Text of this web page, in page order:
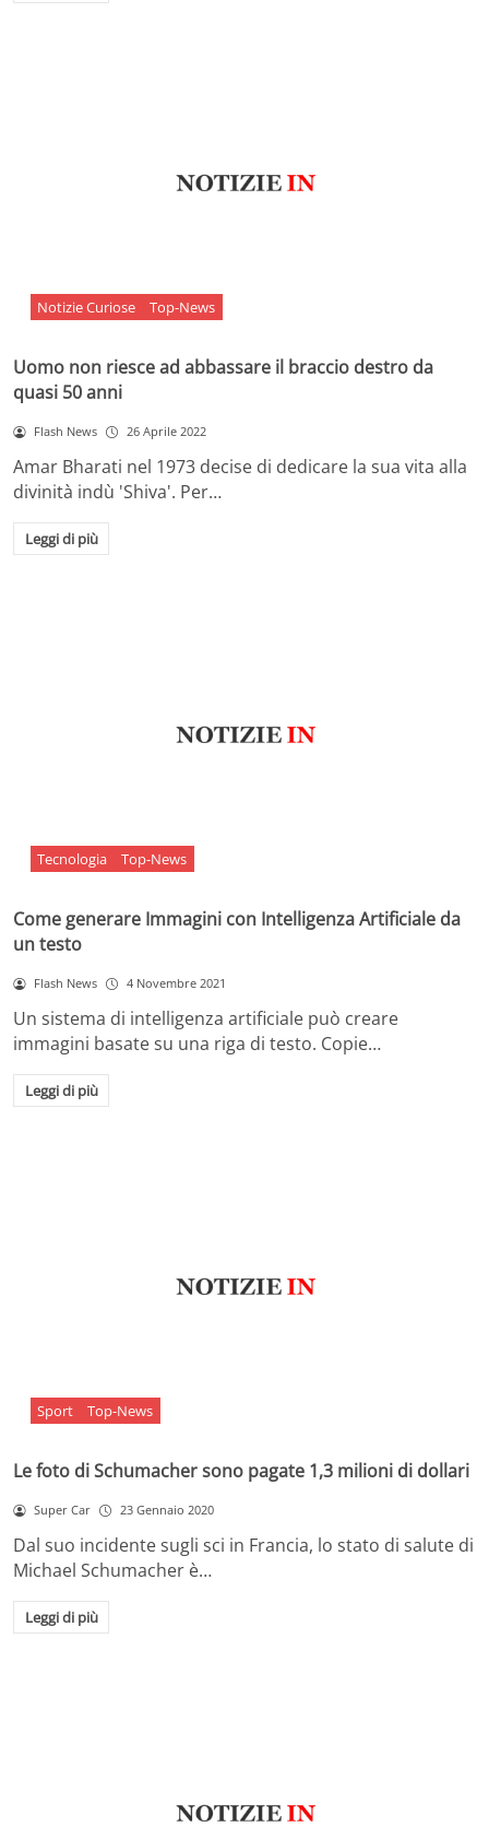
Notizie Curiose Top-News
Uomo non riesce ad abbassare il braccio destro da
quasi 50 anni
Flash News 26 Aprile 2022
Amar Bharati nel 1973 decise di dedicare la sua vita alla
divinità indù 'Shiva'. Per…
Leggi di più
Tecnologia Top-News
Come generare Immagini con Intelligenza Artificiale da
un testo
Flash News 4 Novembre 2021
Un sistema di intelligenza artificiale può creare
immagini basate su una riga di testo. Copie…
Leggi di più
Sport Top-News
Le foto di Schumacher sono pagate 1,3 milioni di dollari
Super Car 23 Gennaio 2020
Dal suo incidente sugli sci in Francia, lo stato di salute di
Michael Schumacher è…
Leggi di più